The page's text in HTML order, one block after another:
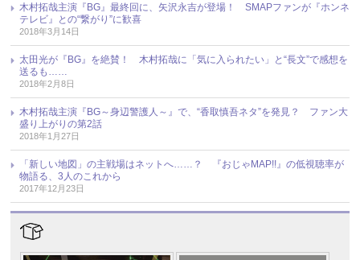
木村拓哉主演『BG』最終回に、矢沢永吉が登場！ SMAPファンが『ホンネ
テレビ』との“繋がり”に歓喜
2018年3月14日
太田光が『BG』を絶賛！ 木村拓哉に「気に入られたい」と“長文”で感想を
送るも……
2018年2月8日
木村拓哉主演『BG～身辺警護人～』で、“香取慎吾ネタ”を発見？ ファン大
盛り上がりの第2話
2018年1月27日
「新しい地図」の主戦場はネットへ……？ 『おじゃMAP!!』の低視聴率が
物語る、3人のこれから
2017年12月23日